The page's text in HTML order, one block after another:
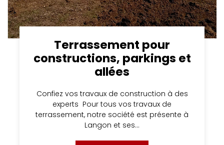
Terrassement pour
constructions, parkings et
allées
Confiez vos travaux de construction à des
experts Pour tous vos travaux de
terrassement, notre société est présente à
Langon et ses…